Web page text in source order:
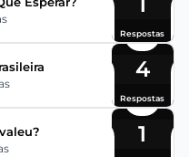
Respostas
4
Respostas
1